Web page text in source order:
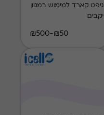
גיפט קארד למימוש במגוון
יקבים
₪50-₪500